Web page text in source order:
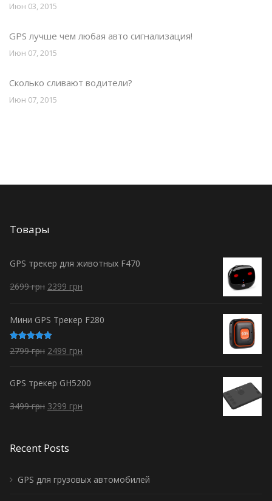
Июн 03, 2015
GPS лучше чем любая авто сигнализация!
Июн 07, 2015
Сколько сливают водители?
Июн 07, 2015
Товары
GPS трекер для животных F470
2699грн 2399 грн
Мини GPS Трекер F280
Оценка
5.00из 5
2799грн 2499 грн
GPS трекер GH5200
3499грн 3299 грн
Recent Posts
GPS для грузовых автомобилей